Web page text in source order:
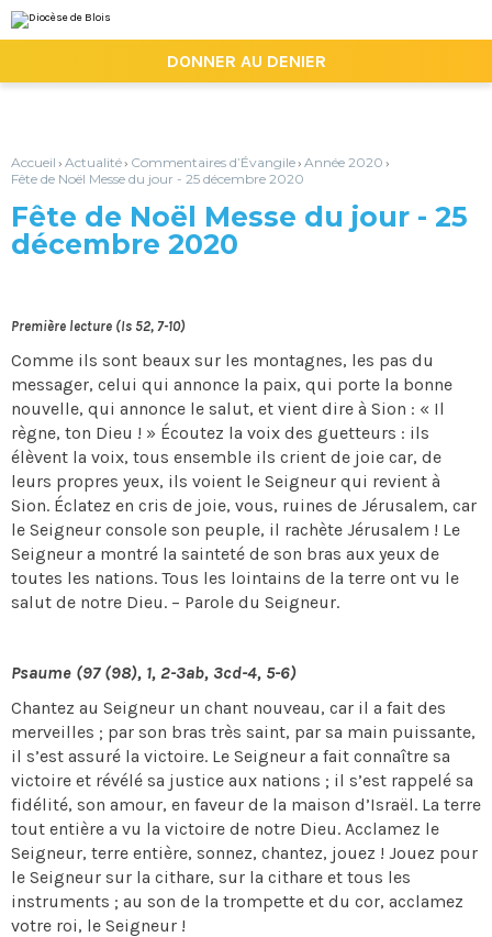
au
contenu.
la
personnels
DONNER AU DENIER
Accueil › Actualité› Commentaires d’Évangile› Année 2020 ›
Fête de Noël Messe du jour - 25 décembre 2020
Fête de Noël Messe du jour - 25
décembre 2020
Première lecture (Is 52, 7-10)
Comme ils sont beaux sur les montagnes, les pas du
messager, celui qui annonce la paix, qui porte la bonne
nouvelle, qui annonce le salut, et vient dire à Sion : « Il
règne, ton Dieu ! » Écoutez la voix des guetteurs : ils
élèvent la voix, tous ensemble ils crient de joie car, de
leurs propres yeux, ils voient le Seigneur qui revient à
Sion. Éclatez en cris de joie, vous, ruines de Jérusalem, car
le Seigneur console son peuple, il rachète Jérusalem ! Le
Seigneur a montré la sainteté de son bras aux yeux de
toutes les nations. Tous les lointains de la terre ont vu le
salut de notre Dieu. – Parole du Seigneur.
Psaume (97 (98), 1, 2-3ab, 3cd-4, 5-6)
Chantez au Seigneur un chant nouveau, car il a fait des
merveilles ; par son bras très saint, par sa main puissante,
il s’est assuré la victoire. Le Seigneur a fait connaître sa
victoire et révélé sa justice aux nations ; il s’est rappelé sa
fidélité, son amour, en faveur de la maison d’Israël. La terre
tout entière a vu la victoire de notre Dieu. Acclamez le
Seigneur, terre entière, sonnez, chantez, jouez ! Jouez pour
le Seigneur sur la cithare, sur la cithare et tous les
instruments ; au son de la trompette et du cor, acclamez
votre roi, le Seigneur !